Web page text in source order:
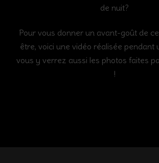
de nuit?
Pour vous donner un avant-goût de
être, voici une vidéo réalisée pendant
vous y verrez aussi les photos faites
!